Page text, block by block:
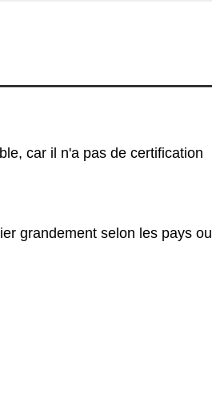
car il n'a pas de certification
grandement selon les pays ou